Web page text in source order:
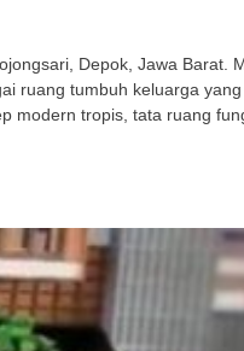
Depok, Jawa Barat.
ruang tumbuh keluarga yang
modern tropis, tata ruang